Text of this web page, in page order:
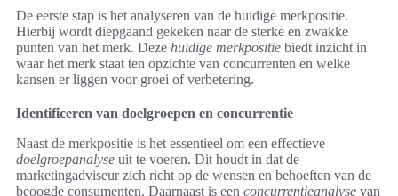
De eerste stap is het analyseren van de huidige merkpositie.
Hierbij wordt diepgaand gekeken naar de sterke en zwakke
punten van het merk. Deze huidige merkpositie biedt inzicht in
waar het merk staat ten opzichte van concurrenten en welke
kansen er liggen voor groei of verbetering.
Identificeren van doelgroepen en concurrentie
Naast de merkpositie is het essentieel om een effectieve
doelgroepanalyse uit te voeren. Dit houdt in dat de
marketingadviseur zich richt op de wensen en behoeften van de
beoogde consumenten. Daarnaast is een concurrentieanalyse van